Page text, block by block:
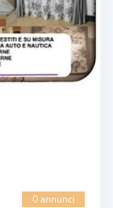
0 annunci